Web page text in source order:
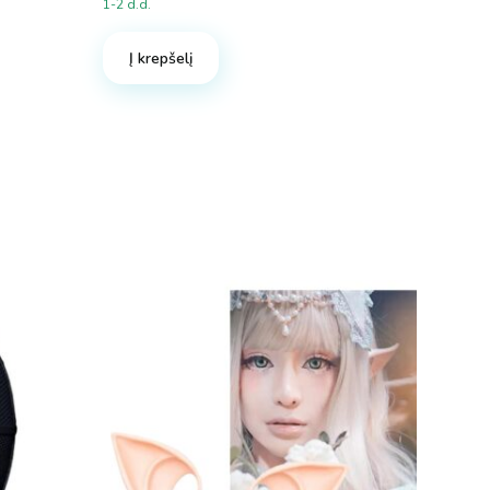
1-2 d.d.
Į krepšelį